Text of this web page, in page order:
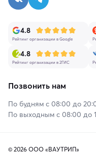
4.8
Рейтинг организации в Google
4.8
Рейтинг организации в 2ГИС
Позвонить нам
По будням с 08:00 до
По выходным с 08:00 до
© 2026 ООО «ВАУТРИП»